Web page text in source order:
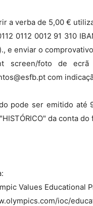
a verba de 5,00 €
0112 0012 91 310
e enviar o
screen/foto de ecrã
com
pode ser emitido até
da conta
Values
ioc/